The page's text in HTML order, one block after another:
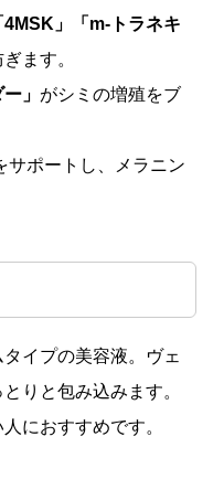
4MSK」「m-トラネキ
ます。
」 がシミの増殖をブ
サポートし、メラニン
イプの美容液。ヴェ
りと包み込みます。
におすすめです。